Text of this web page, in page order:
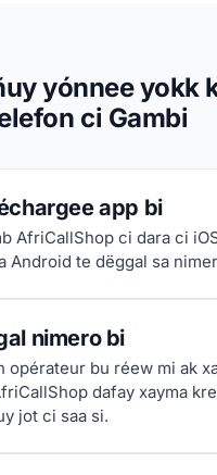
yónnee yokk
ci Gambi
app bi
AfriCallShop ci dara ci
Android te dëggal sa
nimero bi
opérateur bu réew mi ak
dafay xayma
jot ci saa si.